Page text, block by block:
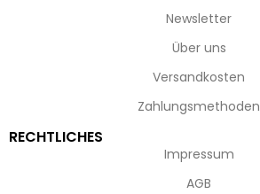
Newsletter
Über uns
Versandkosten
Zahlungsmethoden
RECHTLICHES
Impressum
AGB